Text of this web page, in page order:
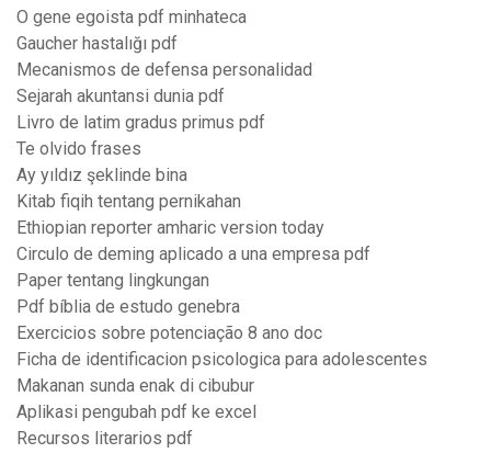
O gene egoista pdf minhateca
Gaucher hastalığı pdf
Mecanismos de defensa personalidad
Sejarah akuntansi dunia pdf
Livro de latim gradus primus pdf
Te olvido frases
Ay yıldız şeklinde bina
Kitab fiqih tentang pernikahan
Ethiopian reporter amharic version today
Circulo de deming aplicado a una empresa pdf
Paper tentang lingkungan
Pdf bíblia de estudo genebra
Exercicios sobre potenciação 8 ano doc
Ficha de identificacion psicologica para adolescentes
Makanan sunda enak di cibubur
Aplikasi pengubah pdf ke excel
Recursos literarios pdf